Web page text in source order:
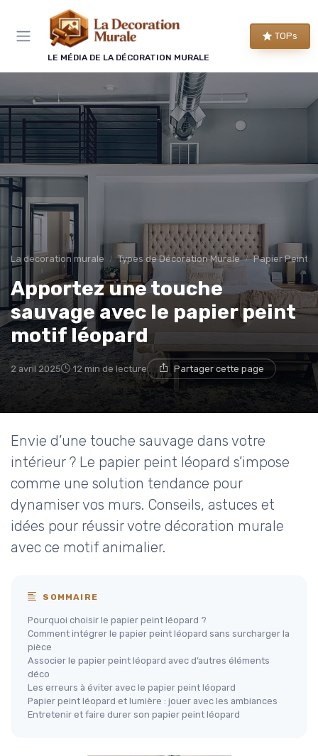
LE MÉDIA DE LA DÉCORATION MURALE
TOPs
La decoration murale Types de Décoration Murale Papier Peint
Apportez une touche
sauvage avec le papier peint
motif léopard
2 avril 2025 12 min de lecture Partager cette page
Envie d’une touche sauvage dans votre
intérieur ? Le papier peint léopard s’impose
comme une solution tendance pour
dynamiser vos murs. Conseils, astuces et
idées pour réussir votre décoration murale
avec ce motif animalier.
SOMMAIRE
Pourquoi choisir le papier peint léopard ?
Comment intégrer le papier peint léopard sans surcharger la
pièce
Associer le papier peint léopard avec d’autres éléments
déco
Les erreurs à éviter avec le papier peint léopard
Papier peint léopard et lumière : jouer avec les ambiances
Entretenir et faire durer son papier peint léopard
Panneau de gestion des cookies